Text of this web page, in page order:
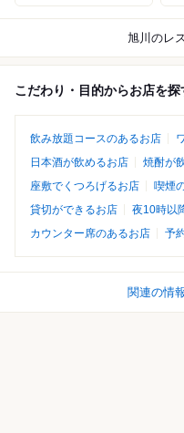
旭川 のレ
こだわり・目的からお店を探
飲み放題コースのあるお店
日本酒が飲めるお店
焼酎が
座敷でくつろげるお店
喫煙
貸切ができるお店
夜10時以
カウンター席のあるお店
予
関連の情